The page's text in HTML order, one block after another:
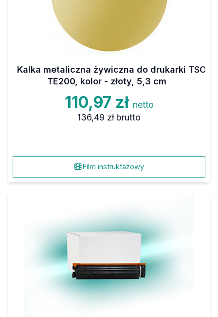
Kalka metaliczna żywiczna do drukarki TSC
TE200, kolor - złoty, 5,3 cm
110,97 zł netto
136,49 zł brutto
Film instruktażowy